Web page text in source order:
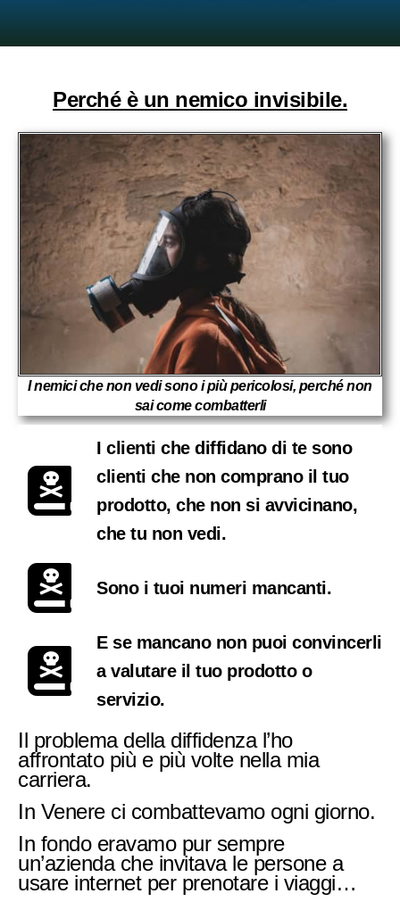
Perché è un nemico invisibile.
I nemici che non vedi sono i più pericolosi, perché non
sai come combatterli
I clienti che diffidano di te sono
clienti che non comprano il tuo
prodotto, che non si avvicinano,
che tu non vedi.
Sono i tuoi numeri mancanti.
E se mancano non puoi convincerli
a valutare il tuo prodotto o
servizio.
Il problema della diffidenza l’ho
affrontato più e più volte nella mia
carriera.
In Venere ci combattevamo ogni giorno.
In fondo eravamo pur sempre
un’azienda che invitava le persone a
usare internet per prenotare i viaggi…